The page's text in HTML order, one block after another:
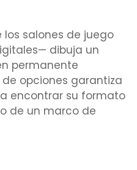
los salones de juego
dibuja un
permanente
opciones garantiza
encontrar su formato
de un marco de